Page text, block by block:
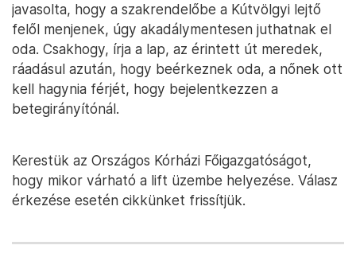
javasolta, hogy a szakrendelőbe a Kútvölgyi lejtő
felől menjenek, úgy akadálymentesen juthatnak el
oda. Csakhogy, írja a lap, az érintett út meredek,
ráadásul azután, hogy beérkeznek oda, a nőnek ott
kell hagynia férjét, hogy bejelentkezzen a
betegirányítónál.
Kerestük az Országos Kórházi Főigazgatóságot,
hogy mikor várható a lift üzembe helyezése. Válasz
érkezése esetén cikkünket frissítjük.